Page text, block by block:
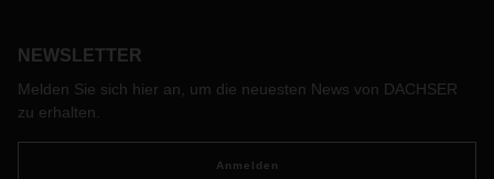
aktualisiert und von uns auf der Website veröffentlicht.
NEWSLETTER
Melden Sie sich hier an, um die neuesten News von DACHSER
zu erhalten.
Anmelden